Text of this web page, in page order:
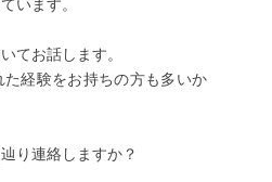
てお話します。
経験をお持ちの方も多いか
り連絡しますか？